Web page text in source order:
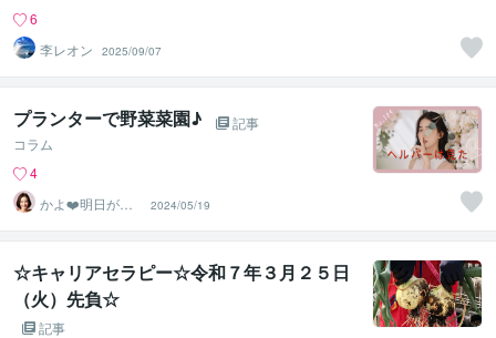
6
李レオン
2025/09/07
プランターで野菜菜園♪
記事
コラム
4
かよ❤️明日が少
し楽しみになる
場所
2024/05/19
☆キャリアセラピー☆令和７年３月２５日
（火）先負☆
記事